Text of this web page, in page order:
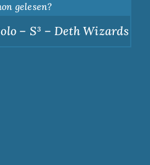
gelesen?
– S³ – Deth Wizards –